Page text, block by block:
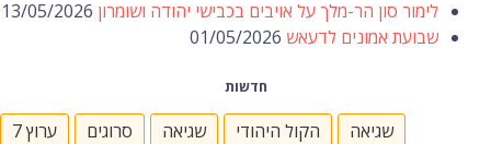
לימור סון הר-מלך על אויבים בכבישי יהודה ושומרון 13/05/2026
שבועת אמונים לדעאש 01/05/2026
חדשות
ערוץ 7 סרוגים שגיאה הקול היהודי
שגיאה